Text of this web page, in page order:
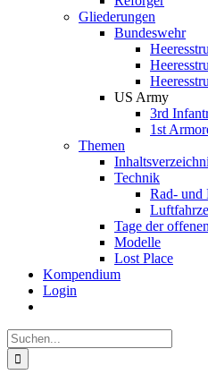
Gliederungen
Bundeswehr
US Army
3rd
1st
Themen
Technik
Rad- und
Tage der
Modelle
Lost Place
Kompendium
Login
Suche
nach: